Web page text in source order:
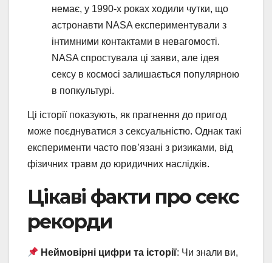
немає, у 1990-х роках ходили чутки, що
астронавти NASA експериментували з
інтимними контактами в невагомості.
NASA спростувала ці заяви, але ідея
сексу в космосі залишається популярною
в попкультурі.
Ці історії показують, як прагнення до пригод
може поєднуватися з сексуальністю. Однак такі
експерименти часто пов’язані з ризиками, від
фізичних травм до юридичних наслідків.
Цікаві факти про секс
рекорди
Неймовірні цифри та історії: Чи знали ви,